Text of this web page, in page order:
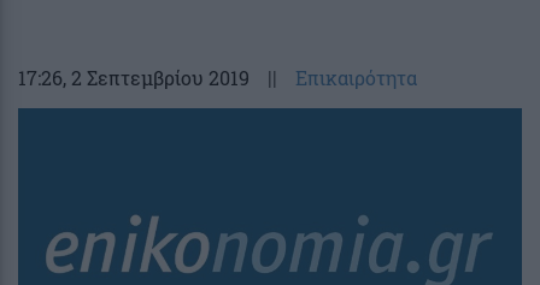
17:26, 2 Σεπτεμβρίου 2019 || Επικαιρότητα